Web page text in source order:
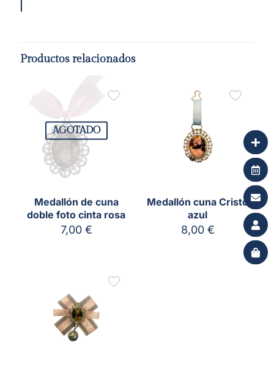
Productos relacionados
AGOTADO
Medallón de cuna
doble foto cinta rosa
7,00 €
Medallón cuna Cristo
azul
8,00 €